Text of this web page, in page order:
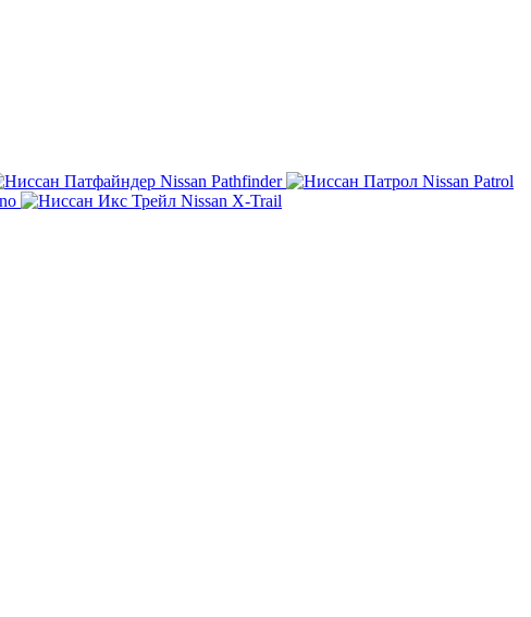
Nissan Pathfinder
Nissan Patrol
Nissan X-Trail